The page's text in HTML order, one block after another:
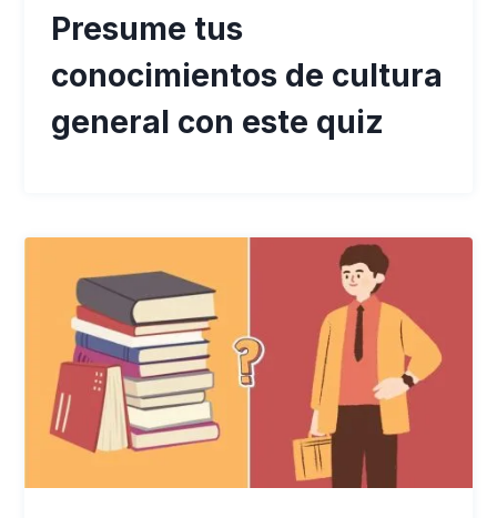
Presume tus
conocimientos de cultura
general con este quiz